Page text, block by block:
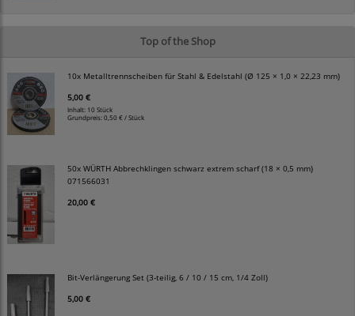
Top of the Shop
10x Metalltrennscheiben für Stahl & Edelstahl (Ø 125 × 1,0 × 22,23 mm)
5,00 €
Inhalt: 10 Stück
Grundpreis:0,50 € / Stück
50x WÜRTH Abbrechklingen schwarz extrem scharf (18 × 0,5 mm)
071566031
20,00 €
Bit-Verlängerung Set (3-teilig, 6 / 10 / 15 cm, 1/4 Zoll)
5,00 €